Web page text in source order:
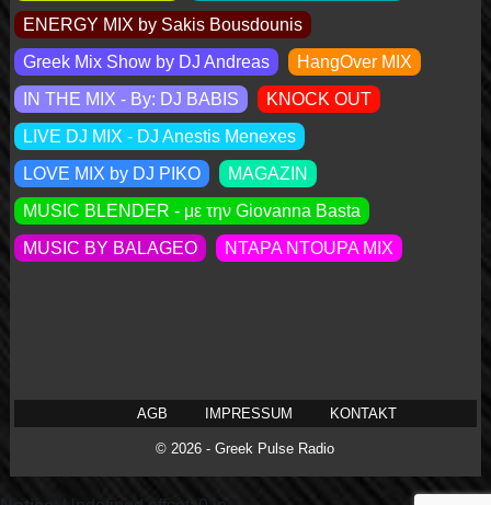
ENERGY MIX by Sakis Βousdounis
Greek Mix Show by DJ Andreas
HangOver MIX
IN THE MIX - By: DJ BABIS
KNOCK OUT
LIVE DJ MIX - DJ Anestis Menexes
LOVE MIX by DJ PIKO
MAGAZIN
MUSIC BLENDER - με την Giovanna Basta
MUSIC BY BALAGEO
NTAPA NTOUPA MIX
AGB IMPRESSUM KONTAKT
© 2026 - Greek Pulse Radio